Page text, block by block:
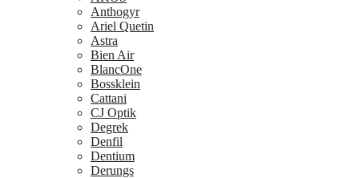
Anthogyr
Ariel Quetin
Astra
Bien Air
BlancOne
Bossklein
Cattani
CJ Optik
Degrek
Denfil
Dentium
Derungs